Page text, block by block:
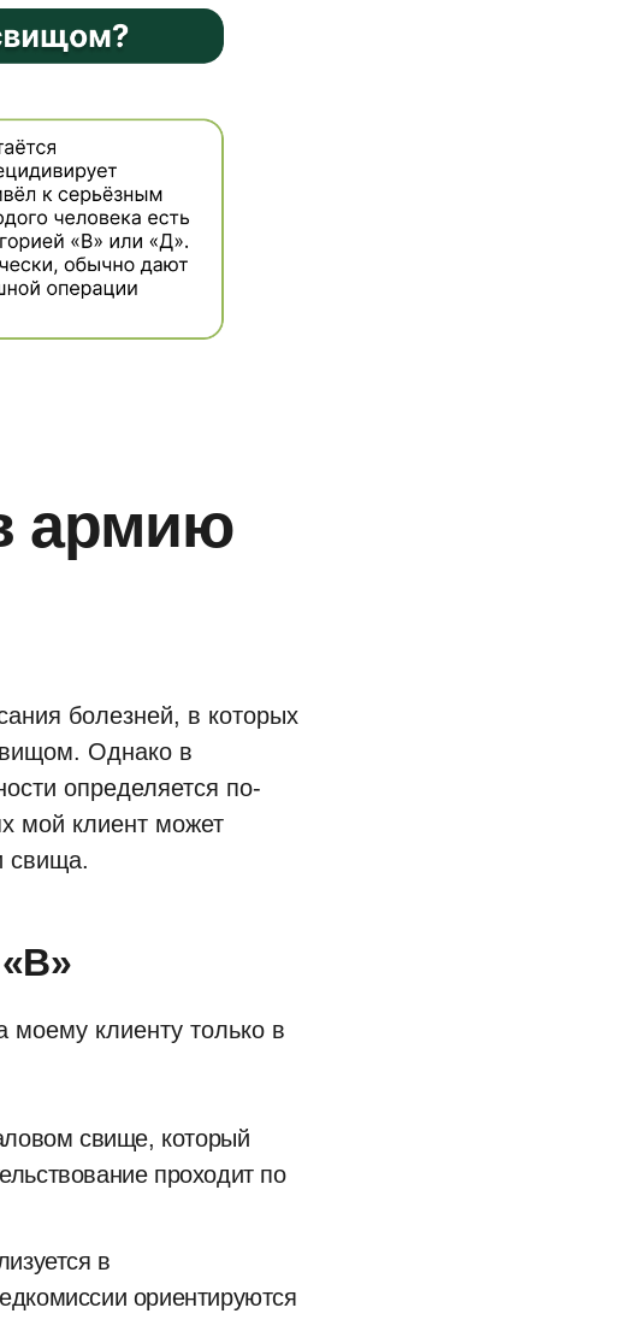
армию
болезней, в которых
Однако в
определяется по-
мой клиент может
свища.
моему клиенту только в
свище, который
проходит по
в
ориентируются